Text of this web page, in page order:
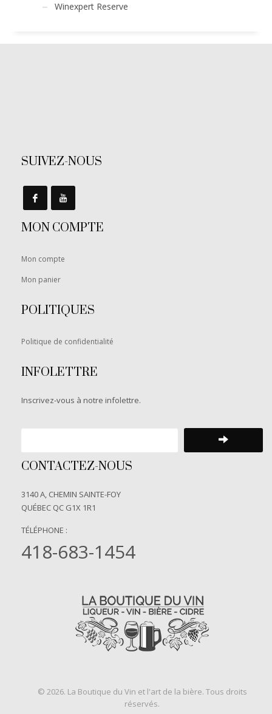
Winexpert Reserve
SUIVEZ-NOUS
MON COMPTE
Mon compte
Mon panier
POLITIQUES
Politique de confidentialité
INFOLETTRE
Inscrivez-vous à notre infolettre.
CONTACTEZ-NOUS
3140 A, CHEMIN SAINTE-FOY
QUÉBEC QC G1X 1R1
TÉLÉPHONE :
418-683-1454
© 2026. La Boutique du Vin et l'art de la bière. Tous droits
réservés.